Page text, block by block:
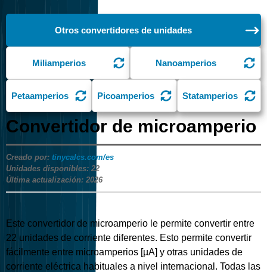
Convertidor de microamperio
Creado por: tinycalcs.com/es
Unidades disponibles: 22
Última actualización: 2026
Este convertidor de microamperio le permite convertir entre
22 unidades de corriente diferentes. Esto permite convertir
fácilmente entre microamperios [µA] y otras unidades de
corriente eléctrica habituales a nivel internacional. Todas las
Otros convertidores de unidades
Miliamperios Nanoamperios
Petaamperios Picoamperios Statamperios